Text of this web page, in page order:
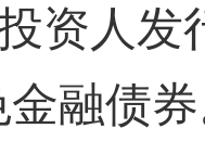
资人发
金融债